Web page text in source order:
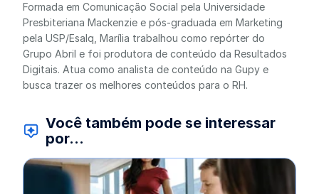
Formada em Comunicação Social pela Universidade
Presbiteriana Mackenzie e pós-graduada em Marketing
pela USP/Esalq, Marília trabalhou como repórter do
Grupo Abril e foi produtora de conteúdo da Resultados
Digitais. Atua como analista de conteúdo na Gupy e
busca trazer os melhores conteúdos para o RH.
Você também pode se interessar
por...